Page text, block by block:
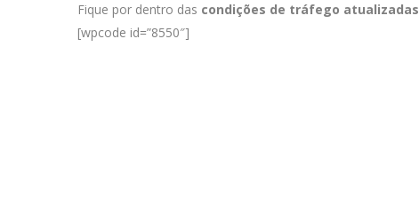
Fique por dentro das condições de tráfego atualizadas
[wpcode id=”8550″]